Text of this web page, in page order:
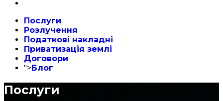
Послуги
Розлучення
Податкові накладні
Приватизація землі
Договори
">Блог
Послуги